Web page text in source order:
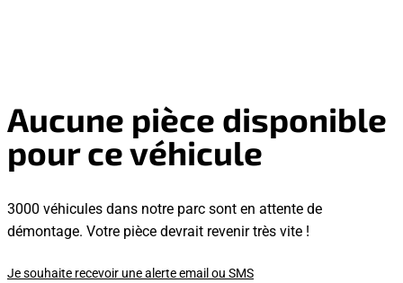
Aucune pièce disponible
pour ce véhicule
3000 véhicules dans notre parc sont en attente de
démontage. Votre pièce devrait revenir très vite !
Je souhaite recevoir une alerte email ou SMS